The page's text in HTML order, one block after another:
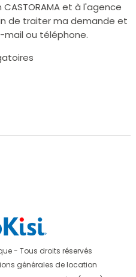
et à l'agence
de traiter ma demande et
ou téléphone.
- Tous droits réservés
générales de location